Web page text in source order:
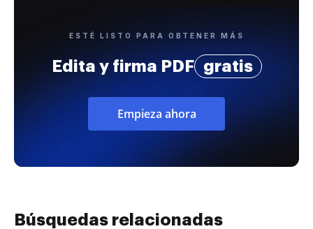
ESTÉ LISTO PARA OBTENER MÁS
Edita y firma PDF gratis
Empieza ahora
Búsquedas relacionadas